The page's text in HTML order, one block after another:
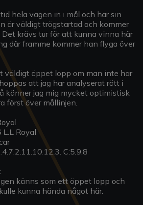
hela vägen in i mål och har sin
är väldigt trögstartad och kommer
krävs tur för att kunna vinna här
där framme kommer han flyga över
väldigt öppet lopp om man inte har
att jag har analyserat rätt i
känner jag mig mycket optimistisk
först över mållinjen.
Royal
C:5.9.8
känns som ett öppet lopp och
kunna hända något här.